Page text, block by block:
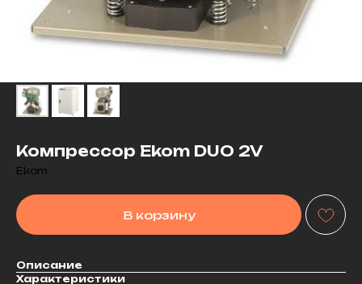
Компрессор Ekom DUO 2V
Ekom
В корзину
Описание
Характеристики